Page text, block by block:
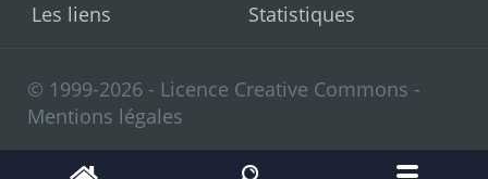
Les liens
Statistiques
© 1999-2026 - Licence Creative Commons -
Mentions légales